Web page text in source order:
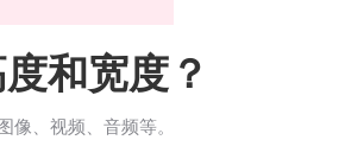
和宽度？
、视频、音频等。